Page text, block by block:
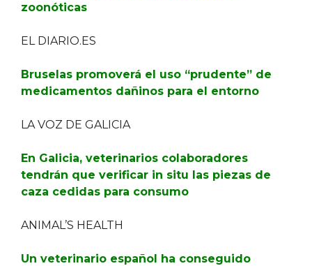
zoonóticas
EL DIARIO.ES
Bruselas promoverá el uso “prudente” de
medicamentos dañinos para el entorno
LA VOZ DE GALICIA
En Galicia, veterinarios colaboradores
tendrán que verificar in situ las piezas de
caza cedidas para consumo
ANIMAL’S HEALTH
Un veterinario español ha conseguido